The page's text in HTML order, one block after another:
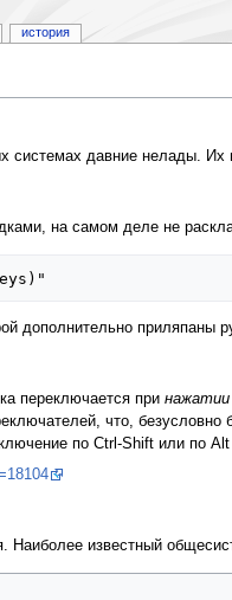
системах давние нелады.
на самом деле не
дополнительно приляпаны
переключается при нажатии
что, безусловно
по Ctrl-Shift или по
Наиболее известный
история